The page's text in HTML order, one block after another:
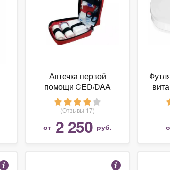
Аптечка первой
помощи CED/DAA
(Отзывы 17)
от 2 250 руб.